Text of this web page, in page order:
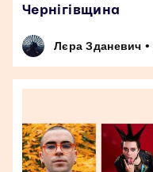
Чернігівщина
Лєра Зданевич •